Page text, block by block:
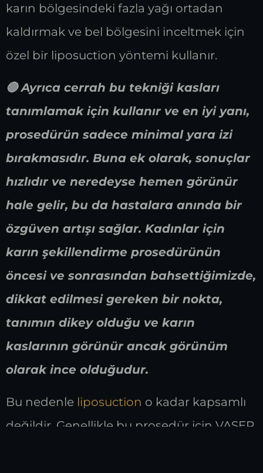
karın bölgesindeki fazla yağı ortadan
kaldırmak ve bel bölgesini inceltmek için
özel bir liposuction yöntemi kullanır.
🔴 Ayrıca cerrah bu tekniği kasları
tanımlamak için kullanır ve en iyi yanı,
prosedürün sadece minimal yara izi
bırakmasıdır. Buna ek olarak, sonuçlar
hızlıdır ve neredeyse hemen görünür
hale gelir, bu da hastalara anında bir
özgüven artışı sağlar. Kadınlar için
karın şekillendirme prosedürünün
öncesi ve sonrasından bahsettiğimizde,
dikkat edilmesi gereken bir nokta,
tanımın dikey olduğu ve karın
kaslarının görünür ancak görünüm
olarak ince olduğudur.
Bu nedenle liposuction o kadar kapsamlı
değildir. Genellikle bu prosedür için VASER